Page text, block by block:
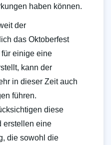
haben können.
der
das Oktoberfest
einige eine
kann der
in dieser Zeit auch
führen.
diese
erstellen eine
die sowohl die